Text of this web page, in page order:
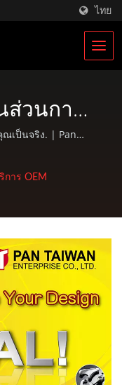
ไทย
ส่วนการ
| ผู้ผลิต
ง | Pan
ณเป็นจริง. | Pan
การฉีดพลาสติก, การ
ะเป๋า EDC และชิ้น
งมาตรฐาน.
การ OEM